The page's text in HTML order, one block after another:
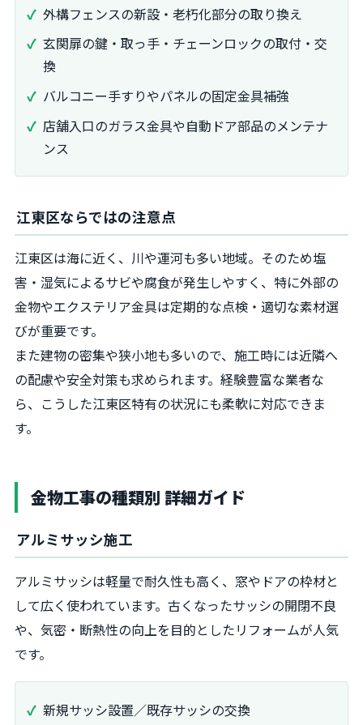
外構フェンスの新設・老朽化部分の取り換え
玄関扉の鍵・取っ手・チェーンロックの取付・交
換
バルコニー手すりやパネルの固定金具補強
店舗入口のガラス金具や自動ドア部品のメンテナ
ンス
江東区ならではの注意点
江東区は海に近く、川や運河も多い地域。そのため塩
害・湿気によるサビや腐食が発生しやすく、特に外部の
金物やエクステリア金具は定期的な点検・適切な素材選
びが重要です。
また建物の密集や狭小地も多いので、施工時には近隣へ
の配慮や安全対策も求められます。経験豊富な業者な
ら、こうした江東区特有の状況にも柔軟に対応できま
す。
金物工事の種類別 詳細ガイド
アルミサッシ施工
アルミサッシは軽量で耐久性も高く、窓やドアの枠材と
して広く使われています。古くなったサッシの開閉不良
や、気密・断熱性の向上を目的としたリフォームが人気
です。
新規サッシ設置／既存サッシの交換